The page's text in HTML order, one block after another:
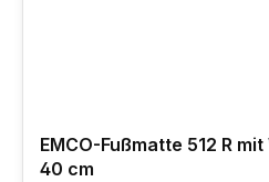
EMCO-Fußmatte 512 R
40 cm